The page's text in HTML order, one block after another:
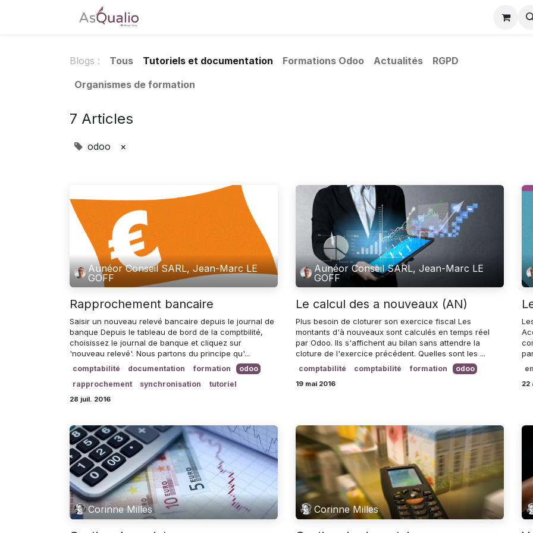
Blogs : Tous Tutoriels et documentation Formations Odoo Actualités
RGPD
Organismes de formation
7 Articles
odoo ×
Aunéor Conseil SARL, Jean-Marc LE
GOFF
Rapprochement bancaire
Saisir un nouveau relevé bancaire depuis le journal de
banque Depuis le tableau de bord de la comptbilité,
choisissez le journal de banque et cliquez sur
'nouveau relevé'. Nous partons du principe qu'...
comptabilité documentation formation
odoo
rapprochement
synchronisation tutoriel
28 juil. 2016
Aunéor Conseil SARL, Jean-Marc LE
GOFF
Le calcul des a nouveaux (AN)
Plus besoin de cloturer son exercice fiscal Les
montants d'à nouveaux sont calculés en temps réel
par Odoo. Ils s'affichent au bilan sans attendre la
cloture de l'exercice précédent. Quelles sont les ...
comptabilité comptabilité formation odoo
19 mai 2016 22
Corinne Milles Corinne Milles